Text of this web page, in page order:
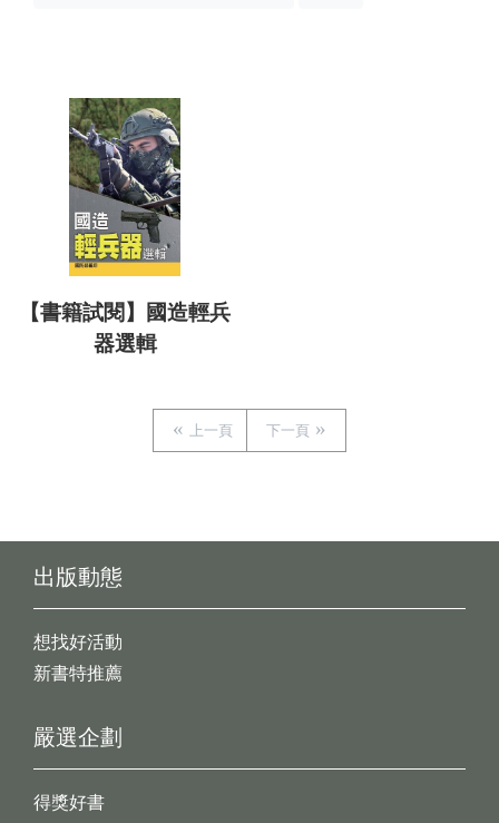
【書籍試閱】國造輕兵
器選輯
上一頁 下一頁
出版動態
想找好活動
新書特推薦
嚴選企劃
得獎好書